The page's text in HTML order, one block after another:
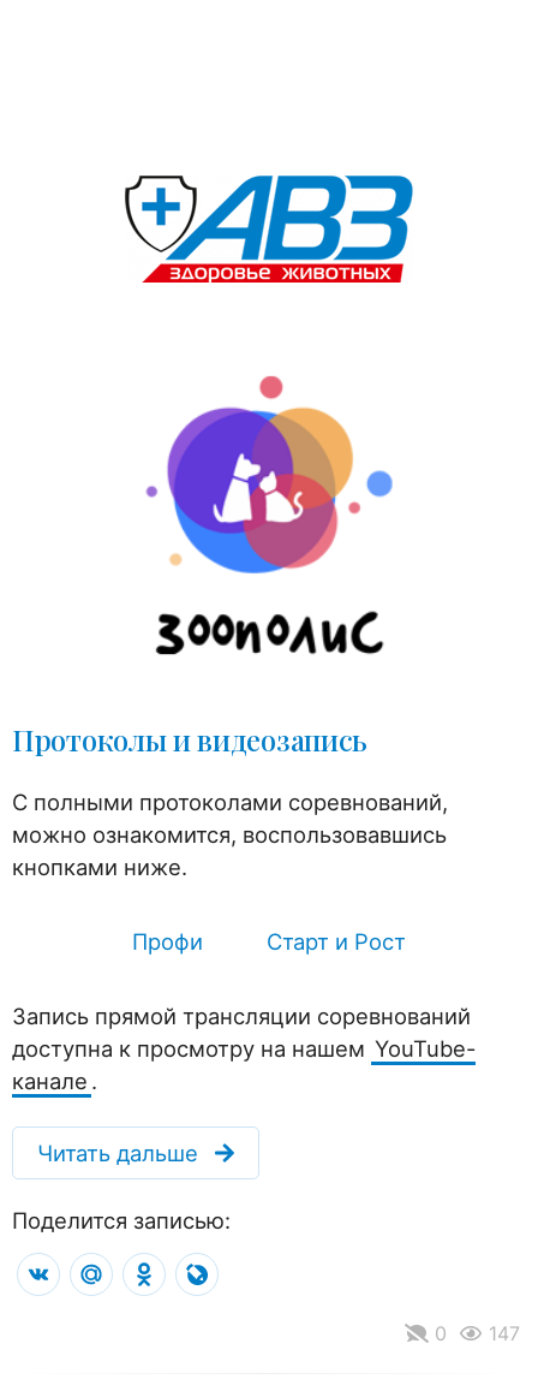
Протоколы и видеозапись
С полными протоколами соревнований,
можно ознакомится, воспользовавшись
кнопками ниже.
Профи Старт и Рост
Запись прямой трансляции соревнований
доступна к просмотру на нашем YouTube-
канале .
Читать дальше
Поделится записью:
VK Mail.RuOdnoklassniki
0 147